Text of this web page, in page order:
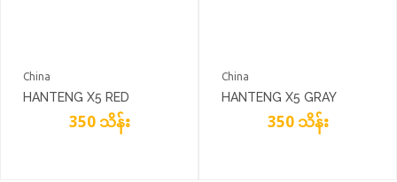
China
HANTENG X5 RED
350 သိန်း
China
HANTENG X5 GRAY
350 သိန်း